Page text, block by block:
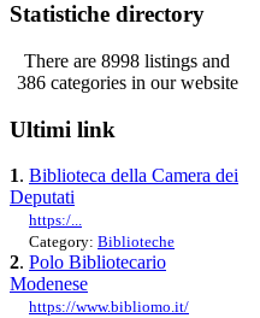
Statistiche directory
There are 8998 listings and
386 categories in our website
Ultimi link
1. Biblioteca della Camera dei
Deputati
https:/...
Category: Biblioteche
2. Polo Bibliotecario
Modenese
https://www.bibliomo.it/